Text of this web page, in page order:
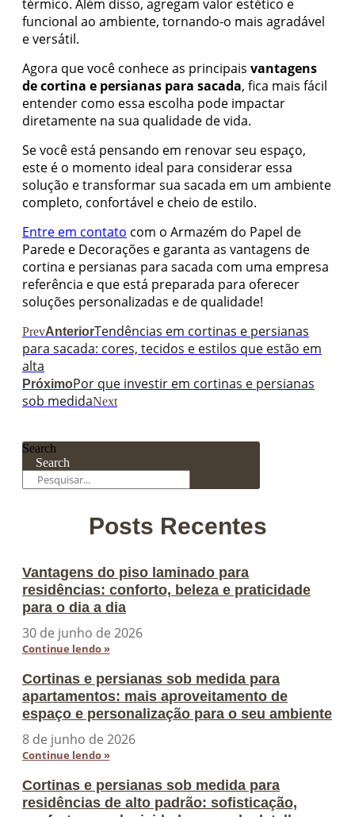
térmico. Além disso, agregam valor estético e
funcional ao ambiente, tornando-o mais agradável
e versátil.
Agora que você conhece as principais vantagens
de cortina e persianas para sacada, fica mais fácil
entender como essa escolha pode impactar
diretamente na sua qualidade de vida.
Se você está pensando em renovar seu espaço,
este é o momento ideal para considerar essa
solução e transformar sua sacada em um ambiente
completo, confortável e cheio de estilo.
Entre em contato com o Armazém do Papel de
Parede e Decorações e garanta as vantagens de
cortina e persianas para sacada com uma empresa
referência e que está preparada para oferecer
soluções personalizadas e de qualidade!
PrevAnteriorTendências em cortinas e persianas
para sacada: cores, tecidos e estilos que estão em
alta
PróximoPor que investir em cortinas e persianas
sob medidaNext
Search
Search
Posts Recentes
Vantagens do piso laminado para
residências: conforto, beleza e praticidade
para o dia a dia
30 de junho de 2026
Continue lendo »
Cortinas e persianas sob medida para
apartamentos: mais aproveitamento de
espaço e personalização para o seu ambiente
8 de junho de 2026
Continue lendo »
Cortinas e persianas sob medida para
residências de alto padrão: sofisticação,